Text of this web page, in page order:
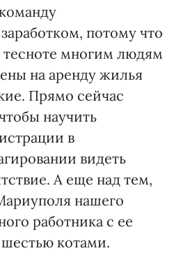
потому что
тесноте многим людям
на аренду жилья
Прямо сейчас
научить
в
видеть
А еще над тем,
нашего
работника с ее
котами.